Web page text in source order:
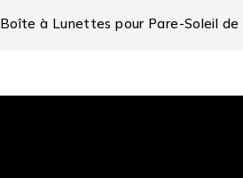
Boîte à Lunettes pour Pare-Soleil de